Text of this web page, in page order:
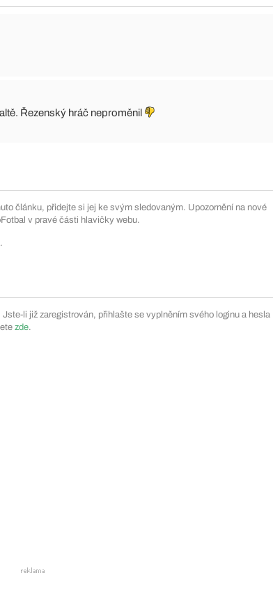
Řezenský hráč neproměnil
článku, přidejte si jej ke svým sledovaným. Upozornění na nové
v pravé části hlavičky webu.
li již zaregistrován, přihlašte se vyplněním svého loginu a hesla
zde.